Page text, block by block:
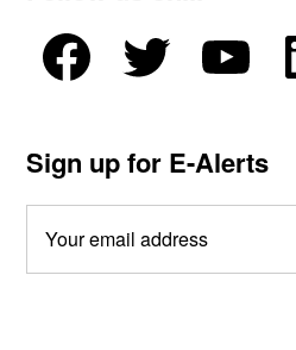
Sign up for E-Alerts